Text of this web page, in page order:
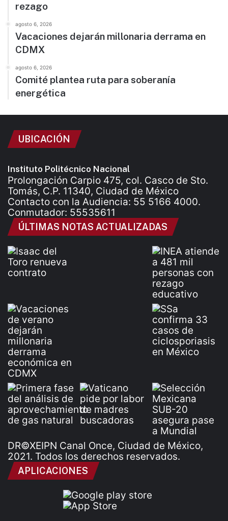
rezago
agosto 6, 2026
Vacaciones dejarán millonaria derrama en
CDMX
agosto 6, 2026
Comité plantea ruta para soberanía
energética
UBICACIÓN
Instituto Politécnico Nacional
Prolongación Carpio 475, col. Casco de Sto.
Tomás, C.P. 11340, Ciudad de México
Contacto con la Audiencia: 55 5166 4000.
Conmutador: 55535611
ÚLTIMAS NOTAS ACTUALIZADAS
DR©XEIPN Canal Once, Ciudad de México,
2021. Todos los derechos reservados.
APLICACIONES